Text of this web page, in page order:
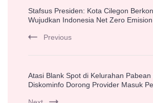
Navigation
Stafsus Presiden: Kota Cilegon
Wujudkan Indonesia Net Zero Emision
Previous
Atasi Blank Spot di Kelurahan Pabean
Diskominfo Dorong Provider Masuk